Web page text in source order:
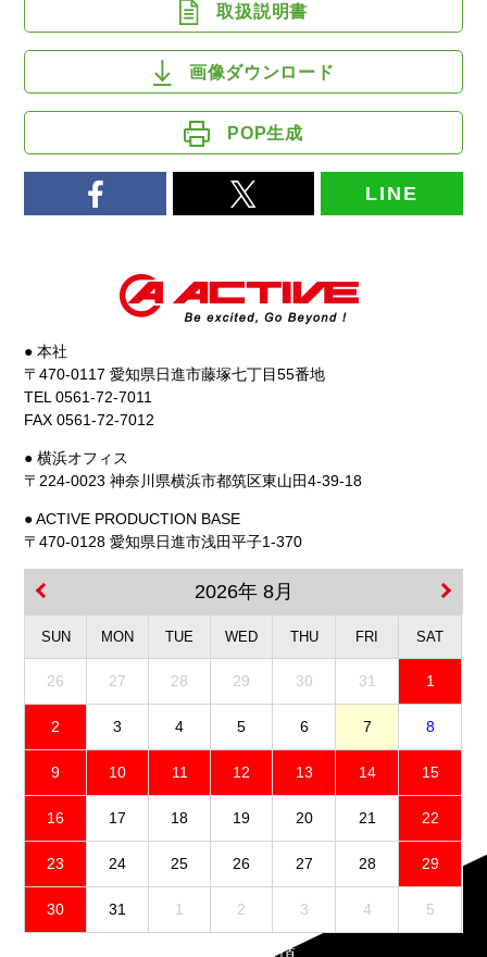
取扱説明書
画像ダウンロード
POP生成
LINE
● 本社
〒470-0117 愛知県日進市藤塚七丁目55番地
TEL 0561-72-7011
FAX 0561-72-7012
● 横浜オフィス
〒224-0023 神奈川県横浜市都筑区東山田4-39-18
● ACTIVE PRODUCTION BASE
〒470-0128 愛知県日進市浅田平子1-370
2026年 8月
SUN MON TUE WED THU FRI SAT
26 27 28 29 30 31 1
2 3 4 5 6 7 8
9 10 11 12 13 14 15
16 17 18 19 20 21 22
23 24 25 26 27 28 29
30 31 1 2 3 4 5